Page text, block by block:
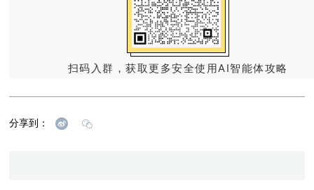
扫码入群，获取更多安全使用AI智能体攻略
分享到：